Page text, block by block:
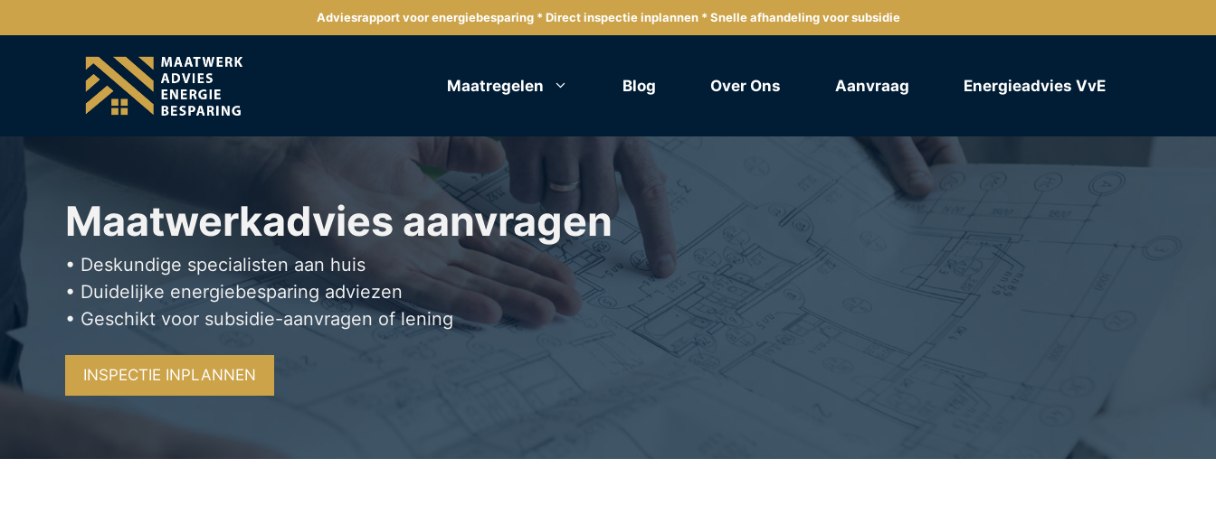
naar
Adviesrapport voor energiebesparing * Direct inspectie inplannen * Snelle afhandeling voor subsidie
Maatregelen Blog Over Ons Aanvraag Energieadvies VvE
Maatwerkadvies aanvragen
• Deskundige specialisten aan huis
• Duidelijke energiebesparing adviezen
• Geschikt voor subsidie-aanvragen of lening
INSPECTIE INPLANNEN